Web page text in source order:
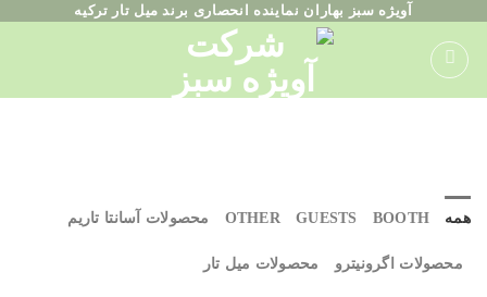
محتوا
بروید
آویژه سبز بهاران نماینده انحصاری برند میل تار ترکیه
همه BOOTH
GUESTS
OTHER محصولات آسانتا تاریم
محصولات اگرونیترو محصولات میل تار